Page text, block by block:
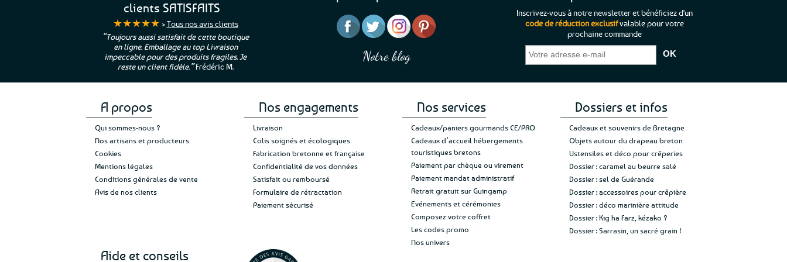
clients SATISFAITS
★★★★★ >Tous nos avis clients
“Toujours aussi satisfait de cette boutique
en ligne. Emballage au top Livraison
impeccable pour des produits fragiles. Je
reste un client fidèle.”Frédéric M.
“Une boutique que je recommande pour
leur sérieux, des bons et beaux produits
et une équipe à l’écoute :-)”Patricia M.
“J’ai mis 5 étoiles parce que je pouvais pas
en mettre 6 ;)
Je suis plus que satisfaite de mon achat et
de ma livraison. Ne changez rien”Jade C.
“C’est agréable et tout aussi rassurant
de constater qu’il n’y a pas de petite
commande, mais un client à satisfaire.”
Notre blog
Inscrivez-vous à notre newsletter et bénéficiez d'un
code de réduction exclusifvalable pour votre
prochaine commande
A propos
Qui sommes-nous ?
Nos artisans et producteurs
Cookies
Mentions légales
Conditions générales de vente
Avis de nos clients
Nos engagements
Livraison
Colis soignés et écologiques
Fabrication bretonne et française
Confidentialité de vos données
Satisfait ou remboursé
Formulaire de rétractation
Paiement sécurisé
Nos services
Cadeaux/paniers gourmands CE/PRO
Cadeaux d’accueil hébergements
touristiques bretons
Paiement par chèque ou virement
Paiement mandat administratif
Retrait gratuit sur Guingamp
Evénements et cérémonies
Composez votre coffret
Les codes promo
Nos univers
Dossiers et infos
Cadeaux et souvenirs de Bretagne
Objets autour du drapeau breton
Ustensiles et déco pour crêperies
Dossier : caramel au beurre salé
Dossier : sel de Guérande
Dossier : accessoires pour crêpière
Dossier : déco marinière attitude
Dossier : Kig ha Farz, kézako ?
Dossier : Sarrasin, un sacré grain !
Aide et conseils